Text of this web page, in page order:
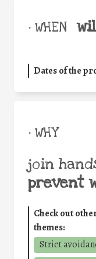
• WHEN
Dates of the
• WHY
join
prevent
Check out
themes:
Strict